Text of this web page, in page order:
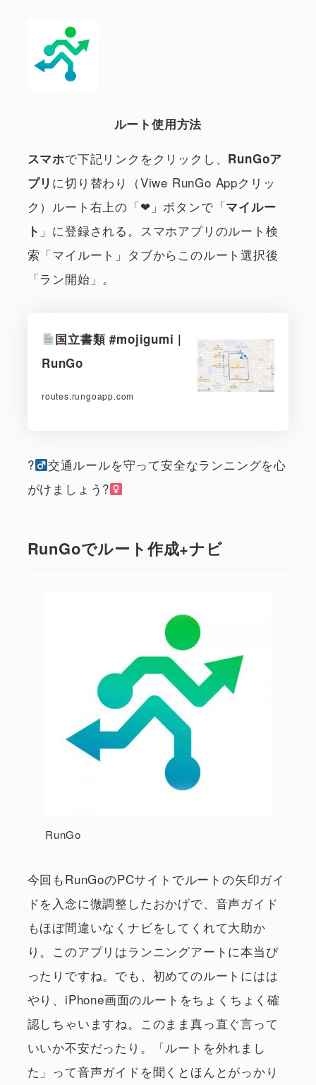
ルート使用方法
スマホで下記リンクをクリックし、 RunGoア
プリ に切り替わり（Viwe RunGo Appクリッ
ク）ルート右上の「❤︎」ボタンで「マイルー
ト 」に登録される。スマホアプリのルート検
索「マイルート」タブからこのルート選択後
「ラン開始」。
国立書類 #mojigumi |
RunGo
routes.rungoapp.com
?‍
交通ルールを守って安全なランニングを心
がけましょう?‍
RunGoでルート作成+ナビ
RunGo
今回もRunGoのPCサイトでルートの矢印ガイ
ドを入念に微調整したおかげで、音声ガイド
もほぼ間違いなくナビをしてくれて大助か
り。このアプリはランニングアートに本当ぴ
ったりですね。でも、初めてのルートにはは
やり、iPhone画面のルートをちょくちょく確
認しちゃいますね。このまま真っ直ぐ言って
いいか不安だったり。「ルートを外れまし
た」って音声ガイドを聞くとほんとがっかり